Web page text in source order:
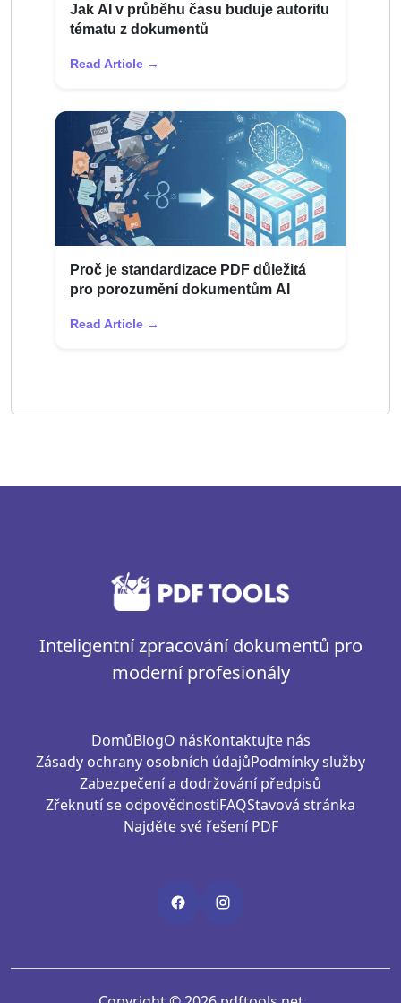
Jak AI v průběhu času buduje autoritu
tématu z dokumentů
Read Article →
Proč je standardizace PDF důležitá
pro porozumění dokumentům AI
Read Article →
Inteligentní zpracování dokumentů pro
moderní profesionály
DomůBlogO násKontaktujte nás
Zásady ochrany osobních údajůPodmínky služby
Zabezpečení a dodržování předpisů
Zřeknutí se odpovědnostiFAQStavová stránka
Najděte své řešení PDF